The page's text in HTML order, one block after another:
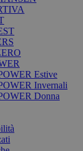
Estive
Invernali
Donna